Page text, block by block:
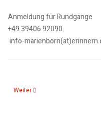
Anmeldung für Rundgänge
+49 39406 92090
info-
Nächster Beitrag: 05.02.26:
Weiter